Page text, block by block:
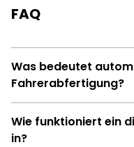
FAQ
Was bedeutet
Fahrerabfertigung?
Wie funktioniert ein
in?